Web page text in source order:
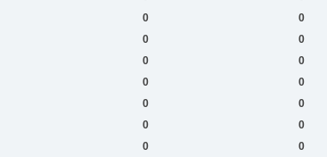
0 0
0 0
0 0
0 0
0 0
0 0
0 0